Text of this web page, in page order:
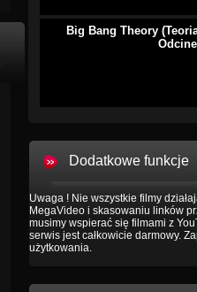
Big Bang Theory
Dodatkowe funkcje
Uwaga ! Nie wszystkie filmy
MegaVideo i skasowaniu linków
musimy wspierać się filmami z
serwis jest całkowicie darmowy.
użytkowania.